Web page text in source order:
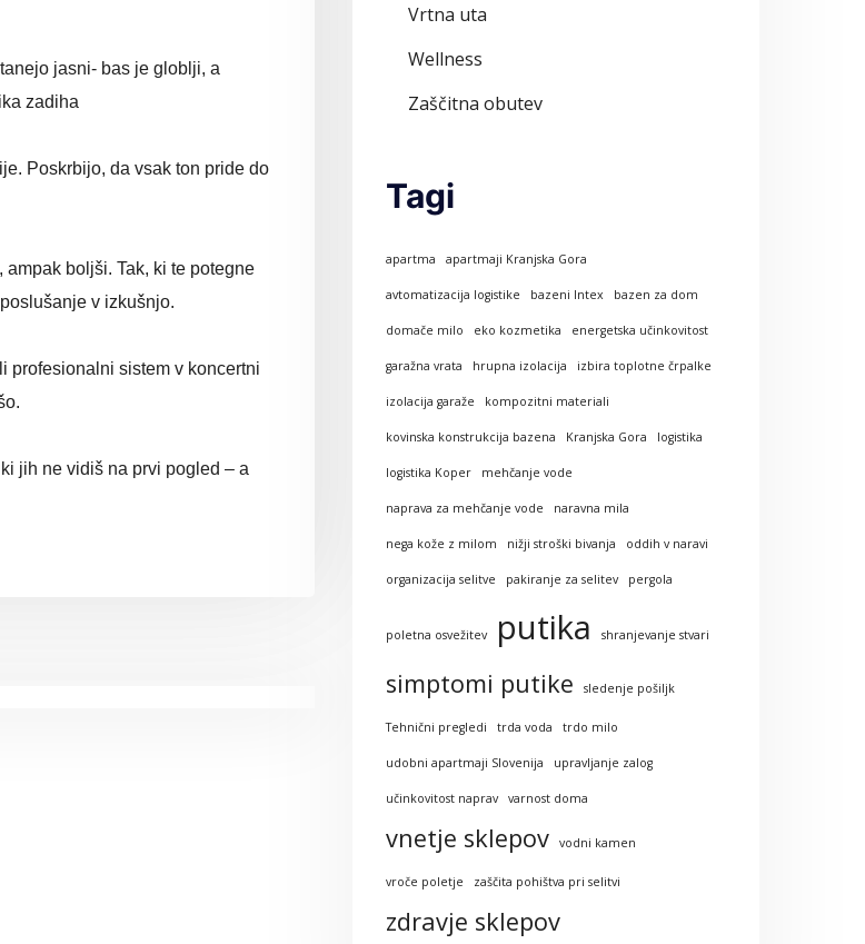
jasni- bas je globlji, a
zadiha
Poskrbijo, da vsak ton pride do
boljši. Tak, ki te potegne
v izkušnjo.
profesionalni sistem v koncertni
jih ne vidiš na prvi pogled – a
Vrtna uta
Wellness
Zaščitna obutev
Tagi
apartma apartmaji Kranjska Gora
avtomatizacija logistike bazeni Intex bazen za dom
domače milo eko kozmetika energetska učinkovitost
garažna vrata hrupna izolacija izbira toplotne črpalke
izolacija garaže kompozitni materiali
kovinska konstrukcija bazena Kranjska Gora logistika
logistika Koper mehčanje vode
naprava za mehčanje vode naravna mila
nega kože z milom nižji stroški bivanja oddih v naravi
organizacija selitve pakiranje za selitev pergola
poletna osvežitev putika shranjevanje stvari
simptomi putike sledenje pošiljk
Tehnični pregledi trda voda trdo milo
udobni apartmaji Slovenija upravljanje zalog
učinkovitost naprav varnost doma
vnetje sklepov vodni kamen
vroče poletje zaščita pohištva pri selitvi
zdravje sklepov